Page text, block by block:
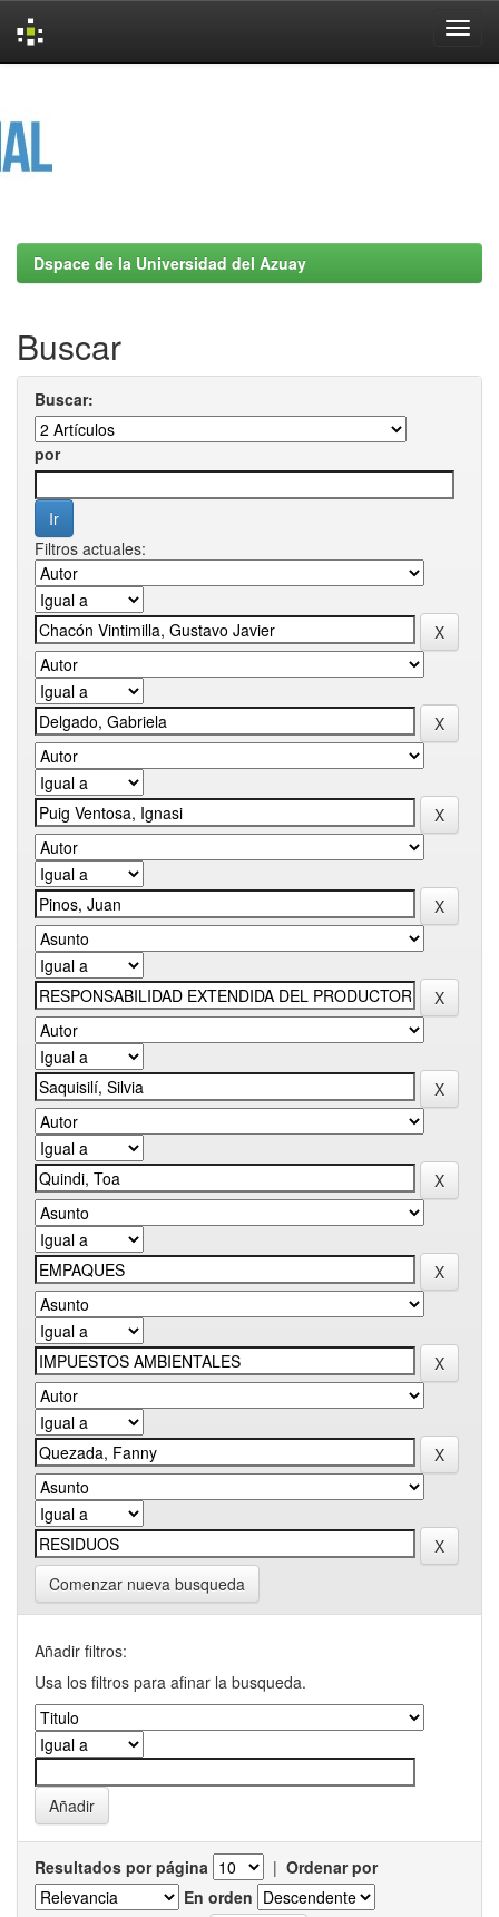
Dspace de la Universidad del Azuay
Buscar
Buscar:
por
Filtros actuales:
Comenzar nueva busqueda
Añadir filtros:
Usa los filtros para afinar la busqueda.
Resultados por página | Ordenar por
En orden